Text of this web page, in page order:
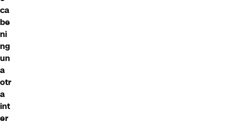
ca
be
ni
ng
un
a
otr
a
int
er